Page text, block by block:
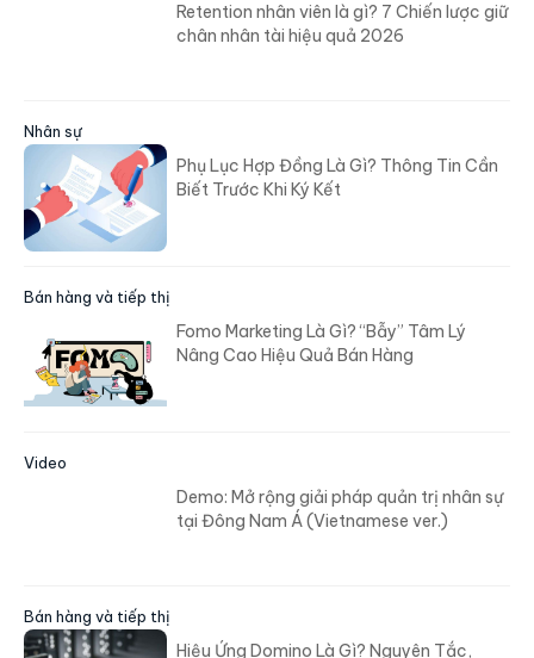
Retention nhân viên là gì? 7 Chiến lược giữ
chân nhân tài hiệu quả 2026
Nhân sự
Phụ Lục Hợp Đồng Là Gì? Thông Tin Cần
Biết Trước Khi Ký Kết
Bán hàng và tiếp thị
Fomo Marketing Là Gì? “Bẫy” Tâm Lý
Nâng Cao Hiệu Quả Bán Hàng
Video
Demo: Mở rộng giải pháp quản trị nhân sự
tại Đông Nam Á (Vietnamese ver.)
Bán hàng và tiếp thị
Hiệu Ứng Domino Là Gì? Nguyên Tắc,